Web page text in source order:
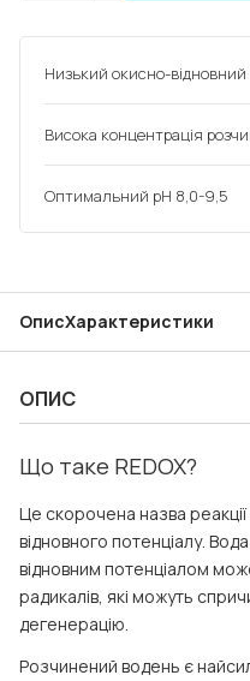
Низький окисно-
Висока концентрація
Оптимальний pH 8,0-9,5
ОписХарактеристики
ОПИС
Що таке REDOX?
Це скорочена назва
відновного потенціалу.
відновним потенціалом
радикалів, які можуть
дегенерацію.
Розчинений водень є